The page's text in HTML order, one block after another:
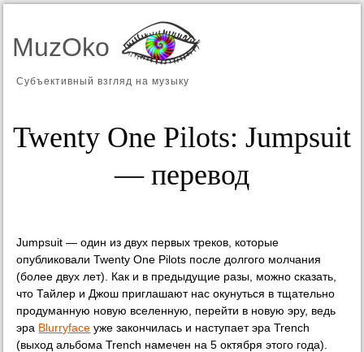
MuzOko
Субъективный взгляд на музыку
Twenty One Pilots: Jumpsuit
— перевод
Jumpsuit — один из двух первых треков, которые
опубликовали Twenty One Pilots после долгого молчания
(более двух лет). Как и в предыдущие разы, можно сказать,
что Тайлер и Джош приглашают нас окунуться в тщательно
продуманную новую вселенную, перейти в новую эру, ведь
эра Blurryface уже закончилась и наступает эра Trench
(выход альбома Trench намечен на 5 октября этого года).